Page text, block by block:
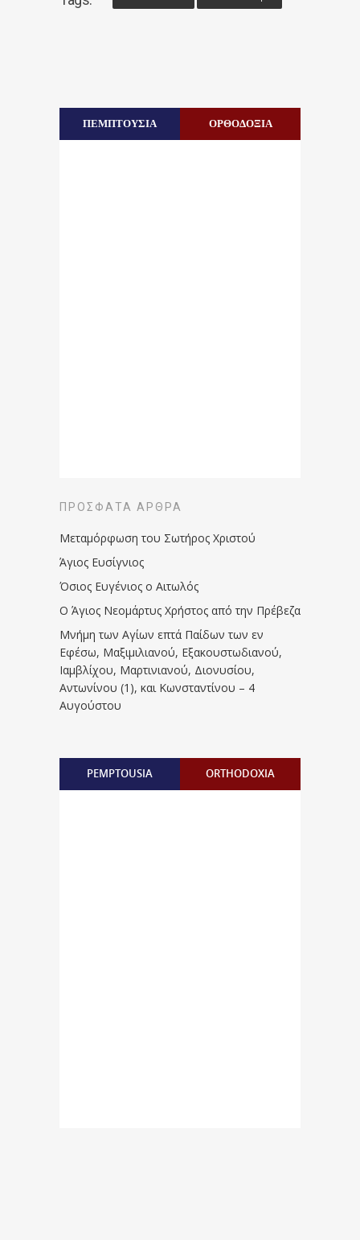
ΠΕΜΠΤΟΥΣΙΑ ΟΡΘΟΔΟΞΙΑ
ΠΡΌΣΦΑΤΑ ΆΡΘΡΑ
Μεταμόρφωση του Σωτήρος Χριστού
Άγιος Ευσίγνιος
Όσιος Ευγένιος ο Αιτωλός
Ο Άγιος Νεομάρτυς Χρήστος από την Πρέβεζα
Μνήμη των Aγίων επτά Παίδων των εν
Eφέσω, Mαξιμιλιανού, Eξακουστωδιανού,
Iαμβλίχου, Mαρτινιανού, Διονυσίου,
Aντωνίνου (1), και Kωνσταντίνου – 4
Αυγούστου
PEMPTOUSIA ORTHODOXIA